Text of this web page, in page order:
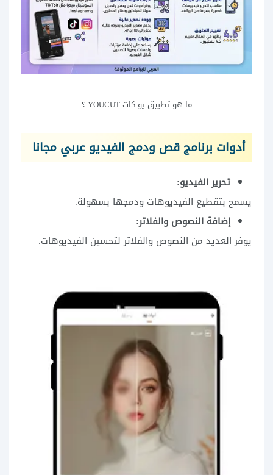
ما هو تطبيق يو كات YOUCUT ؟
أدوات برنامج قص ودمج الفيديو عربي مجانا
تحرير الفيديو:
يسمح بتقطيع الفيديوهات ودمجها بسهولة.
إضافة النصوص والفلاتر:
يوفر العديد من النصوص والفلاتر لتحسين الفيديوهات.